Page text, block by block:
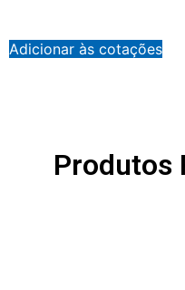
Adicionar às cotações
Produtos